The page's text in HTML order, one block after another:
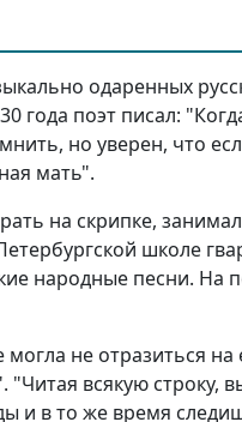
одаренных
года поэт писал:
но уверен, что
мать".
на скрипке,
школе
народные песни.
не отразиться
всякую строку,
и в то же время